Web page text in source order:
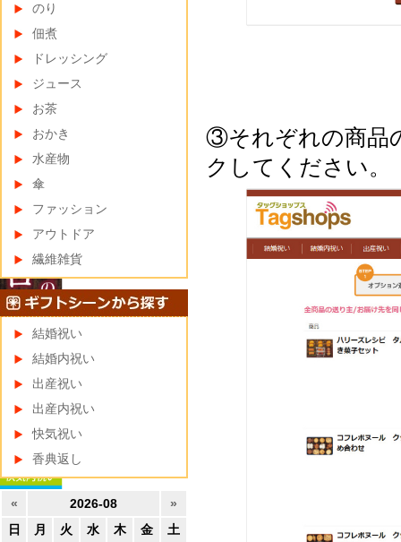
③それぞれの商品
クしてください。
のり
佃煮
ドレッシング
ジュース
お茶
おかき
水産物
傘
ファッション
アウトドア
繊維雑貨
結婚祝い
結婚内祝い
出産祝い
出産内祝い
快気祝い
香典返し
« 2026-08
»
日
月 火 水 木 金
土